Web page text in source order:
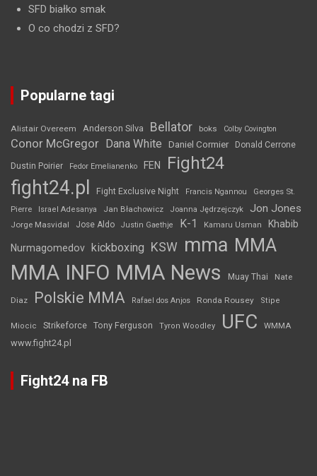
SFD białko smak
O co chodzi z SFD?
Popularne tagi
Alistair Overeem Anderson Silva Bellator boks Colby Covington
Conor McGregor Dana White Daniel Cormier Donald Cerrone
Dustin Poirier Fedor Emelianenko FEN Fight24
fight24.pl Fight Exclusive Night Francis Ngannou
Georges St.
Pierre
Israel Adesanya Jan Błachowicz Joanna Jędrzejczyk Jon Jones
Jorge Masvidal Jose Aldo Justin Gaethje K-1 Kamaru Usman Khabib
Nurmagomedov kickboxing KSW mma MMA
MMA INFO MMA News Muay Thai Nate
Diaz Polskie MMA Rafael dos Anjos Ronda Rousey Stipe
Miocic Strikeforce Tony Ferguson Tyron Woodley UFC WMMA
www.fight24.pl
Fight24 na FB